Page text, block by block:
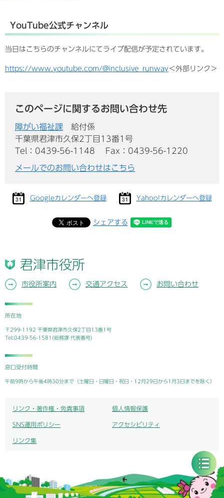
YouTube公式チャンネル
当日はこちらのチャンネルにてライブ配信が予定されています。
https://www.youtube.com/@inclusive_runway ＜外部リンク＞
このページに関するお問い合わせ先
障がい福祉課
給付係
千葉県君津市久保2丁目13番1号
Tel：0439-56-1148
Fax：0439-56-1220
メールでのお問い合わせはこちら
Googleカレンダーへ登録 Yahoo!カレンダーへ登録
シェアする
君津市役所
市役所案内 交通アクセス お問い合わせ
所在地
〒299-1192 千葉県君津市久保2丁目13番1号
Tel:0439-56-1581(総務課 代表番号)
窓口受付時間
午前9時から午後4時30分まで（土曜日・日曜日・祝日・12月29日から1月3日までを除く）
リンク・著作権・免責事項 個人情報保護
SNS運用ポリシー アクセシビリティ
リンク集